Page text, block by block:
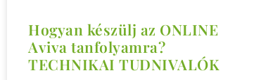
Hogyan készülj az ONLINE
Aviva tanfolyamra?
TECHNIKAI TUDNIVALÓK